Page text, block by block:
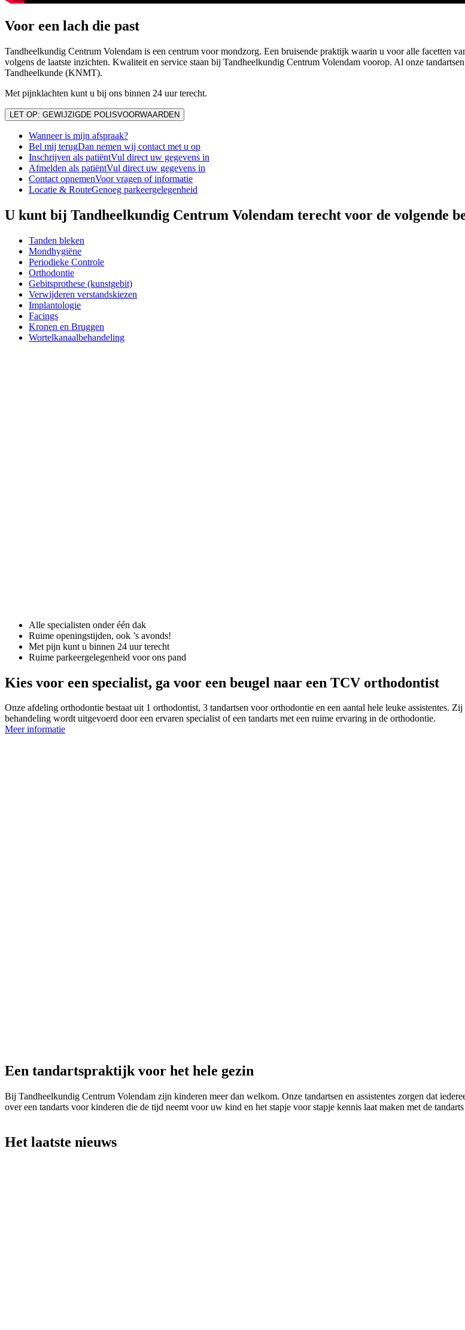
Voor een lach die past
Tandheelkundig Centrum Volendam is een centrum voor mondzorg. Een bruisende praktijk waarin u voor alle facetten
volgens de laatste inzichten. Kwaliteit en service staan bij Tandheelkundig Centrum Volendam voorop. Al onze
Tandheelkunde (KNMT).
Met pijnklachten kunt u bij ons binnen 24 uur terecht.
LET OP: GEWIJZIGDE POLISVOORWAARDEN
Wanneer is mijn afspraak?
Bel mij terugDan nemen wij contact met u op
Inschrijven als patiëntVul direct uw gegevens in
Afmelden als patiëntVul direct uw gegevens in
Contact opnemenVoor vragen of informatie
Locatie & RouteGenoeg parkeergelegenheid
U kunt bij Tandheelkundig Centrum Volendam terecht voor de volgende
Tanden bleken
Mondhygiëne
Periodieke Controle
Orthodontie
Gebitsprothese (kunstgebit)
Verwijderen verstandskiezen
Implantologie
Facings
Kronen en Bruggen
Wortelkanaalbehandeling
Alle specialisten onder één dak
Ruime openingstijden, ook ’s avonds!
Met pijn kunt u binnen 24 uur terecht
Ruime parkeergelegenheid voor ons pand
Kies voor een specialist, ga voor een beugel naar een TCV orthodontist
Onze afdeling orthodontie bestaat uit 1 orthodontist, 3 tandartsen voor orthodontie en een aantal hele leuke assistentes.
behandeling wordt uitgevoerd door een ervaren specialist of een tandarts met een ruime ervaring in de orthodontie.
Meer informatie
Een tandartspraktijk voor het hele gezin
Bij Tandheelkundig Centrum Volendam zijn kinderen meer dan welkom. Onze tandartsen en assistentes zorgen dat
over een tandarts voor kinderen die de tijd neemt voor uw kind en het stapje voor stapje kennis laat maken met de
Het laatste nieuws